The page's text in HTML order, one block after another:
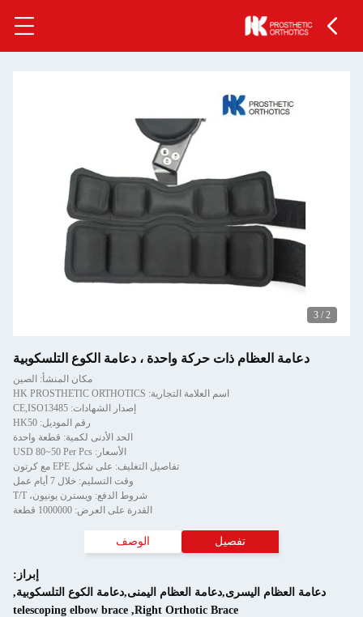
2
/
3
دعامة العظام ذات حركة واحدة ، دعامة الكوع التلسكوبية
مكان المنشأ: الصين
اسم العلامة التجارية: HK PROSTHETIC ORTHOTICS
إصدار الشهادات: CE,ISO13485
رقم الموديل: HK50
الحد الأدنى لكمية: قطعة واحدة
الأسعار: USD 80~50 Per Pcs
تفاصيل التغليف: على شكل EPE مع كرتون
وقت التسليم: خلال 7 أيام عمل
شروط الدفع: ويسترن يونيون، T/T
القدرة على العرض: 1000000 قطعة
تفصيل الوصف
إبراز:
دعامة العظام اليسرى,دعامة العظام اليمنى,دعامة الكوع التلسكوبية,
Right Orthotic Brace
,
telescoping elbow brace